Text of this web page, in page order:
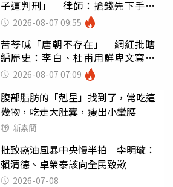
子遭判刑」 律師：搶錢先下手是
罪 2026-08-07 09:55
苦苓喊「唐朝不存在」 網紅批瞎
編歷史：李白、杜甫用鮮卑文寫
詩？2026-08-07 07:09
腹部脂肪的「剋星」找到了，常吃這
幾物，吃走大肚囊，瘦出小蠻腰
新素簡
批致癌油風暴中央慢半拍 李明璇：
賴清德、卓榮泰該向全民致歉
2026-07-08